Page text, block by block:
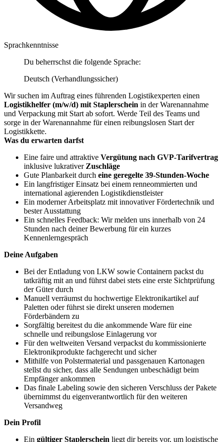
Sprachkenntnisse
Du beherrschst die folgende Sprache:
Deutsch (Verhandlungssicher)
Wir suchen im Auftrag eines führenden Logistikexperten einen
Logistikhelfer (m/w/d) mit Staplerschein in der Warenannahme
und Verpackung mit Start ab sofort. Werde Teil des Teams und
sorge in der Warenannahme für einen reibungslosen Start der
Logistikkette.
Was du erwarten darfst
Eine faire und attraktive Vergütung nach GVP-Tarifvertrag
inklusive lukrativer Zuschläge
Gute Planbarkeit durch eine geregelte 39-Stunden-Woche
Ein langfristiger Einsatz bei einem renneommierten und
international agierenden Logistikdienstleister
Ein moderner Arbeitsplatz mit innovativer Fördertechnik und
bester Ausstattung
Ein schnelles Feedback: Wir melden uns innerhalb von 24
Stunden nach deiner Bewerbung für ein kurzes
Kennenlerngespräch
Deine Aufgaben
Bei der Entladung von LKW sowie Containern packst du
tatkräftig mit an und führst dabei stets eine erste Sichtprüfung
der Güter durch
Manuell verräumst du hochwertige Elektronikartikel auf
Paletten oder führst sie direkt unseren modernen
Förderbändern zu
Sorgfältig bereitest du die ankommende Ware für eine
schnelle und reibungslose Einlagerung vor
Für den weltweiten Versand verpackst du kommissionierte
Elektronikprodukte fachgerecht und sicher
Mithilfe von Polstermaterial und passgenauen Kartonagen
stellst du sicher, dass alle Sendungen unbeschädigt beim
Empfänger ankommen
Das finale Labeling sowie den sicheren Verschluss der Pakete
übernimmst du eigenverantwortlich für den weiteren
Versandweg
Dein Profil
Ein gültiger Staplerschein liegt dir bereits vor, um logistische